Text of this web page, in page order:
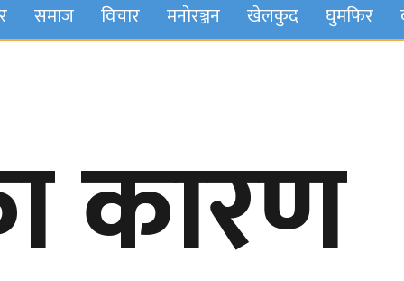
समाज विचार मनाेरञ्जन खेलकुद घुमफिर
कारण